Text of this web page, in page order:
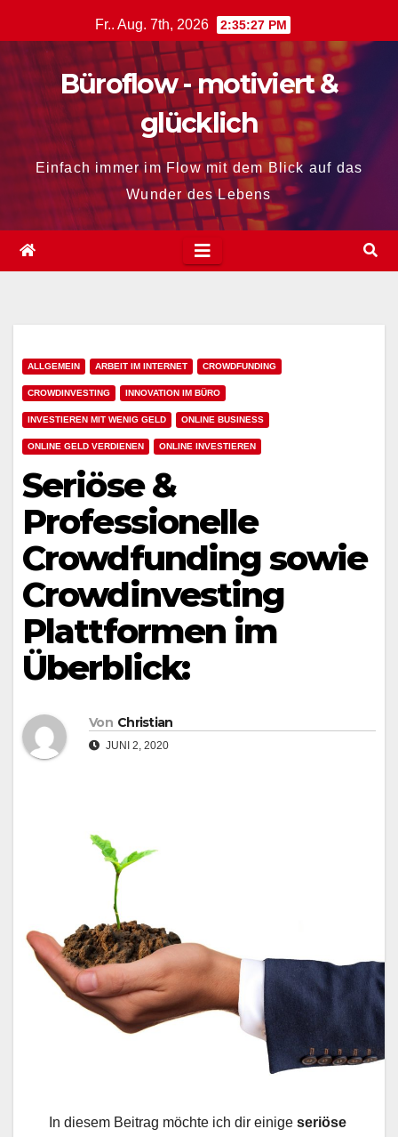
Inhalt
springen
Fr.. Aug. 7th, 2026 2:35:28 PM
Büroflow - motiviert &
glücklich
Einfach immer im Flow mit dem Blick auf das
Wunder des Lebens
ALLGEMEIN ARBEIT IM INTERNET CROWDFUNDING
CROWDINVESTING INNOVATION IM BÜRO
INVESTIEREN MIT WENIG GELD ONLINE BUSINESS
ONLINE GELD VERDIENEN ONLINE INVESTIEREN
Seriöse &
Professionelle
Crowdfunding sowie
Crowdinvesting
Plattformen im
Überblick:
Von Christian
JUNI 2, 2020
In diesem Beitrag möchte ich dir einige seriöse